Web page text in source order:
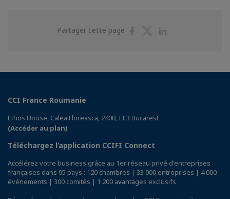
Partager cette page
PartagerPartager
CCI France Roumanie
Ethos House, Calea Floreasca, 240B, Et 3 Bucarest
(Accéder au plan)
Téléchargez l’application CCIFI Connect
Accélérez votre business grâce au 1er réseau privé d'entreprises
françaises dans 95 pays : 120 chambres | 33 000 entreprises | 4 000
événements | 300 comités | 1 200 avantages exclusifs